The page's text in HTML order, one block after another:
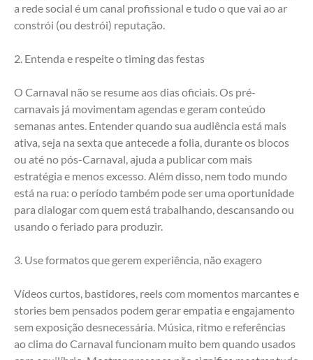
a rede social é um canal profissional e tudo o que vai ao ar
constrói (ou destrói) reputação.
2. Entenda e respeite o timing das festas
O Carnaval não se resume aos dias oficiais. Os pré-
carnavais já movimentam agendas e geram conteúdo
semanas antes. Entender quando sua audiência está mais
ativa, seja na sexta que antecede a folia, durante os blocos
ou até no pós-Carnaval, ajuda a publicar com mais
estratégia e menos excesso. Além disso, nem todo mundo
está na rua: o período também pode ser uma oportunidade
para dialogar com quem está trabalhando, descansando ou
usando o feriado para produzir.
3. Use formatos que gerem experiência, não exagero
Vídeos curtos, bastidores, reels com momentos marcantes e
stories bem pensados podem gerar empatia e engajamento
sem exposição desnecessária. Música, ritmo e referências
ao clima do Carnaval funcionam muito bem quando usados